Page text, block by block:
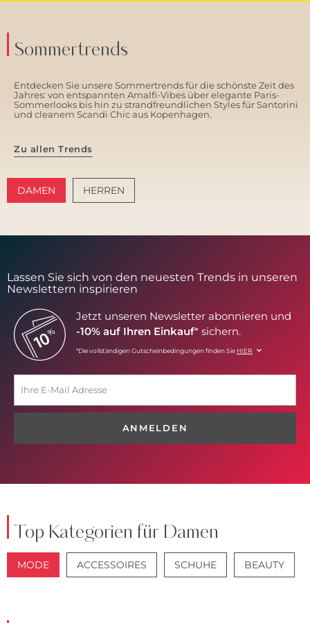
Sommertrends
Entdecken Sie unsere Sommertrends für die schönste Zeit des
Jahres: von entspannten Amalfi-Vibes über elegante Paris-
Sommerlooks bis hin zu strandfreundlichen Styles für Santorini
und cleanem Scandi Chic aus Kopenhagen.
Zu allen Trends
DAMEN HERREN
Lassen Sie sich von den neuesten Trends in unseren
Newslettern inspirieren
Jetzt unseren Newsletter abonnieren und
-10% auf Ihren Einkauf* sichern.
*Die vollständigen Gutscheinbedingungen finden Sie HIER
ANMELDEN
Top Kategorien für Damen
MODE ACCESSOIRES SCHUHE BEAUTY